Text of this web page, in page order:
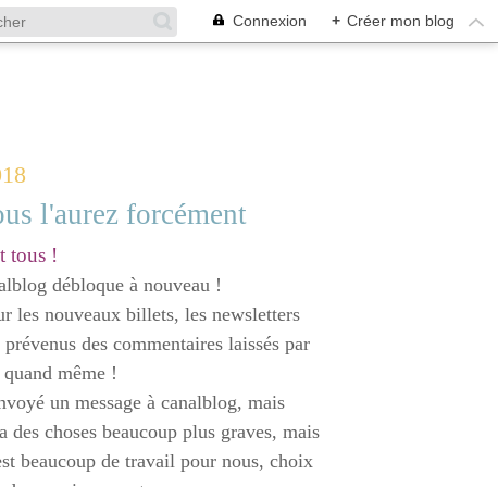
Connexion + Créer mon blog
l'aurez forcément
tous !
débloque à nouveau !
les nouveaux billets, les newsletters
des commentaires laissés par
même !
un message à canalblog, mais
choses beaucoup plus graves, mais
beaucoup de travail pour nous, choix